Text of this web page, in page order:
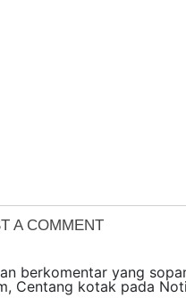
A COMMENT
berkomentar yang
Centang kotak pada